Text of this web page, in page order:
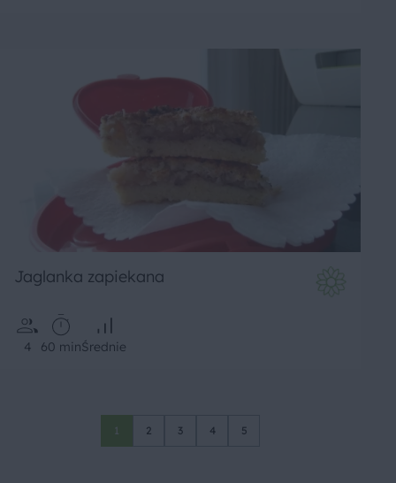
Jaglanka zapiekana
4 60 minŚrednie
1 2 3 4 5